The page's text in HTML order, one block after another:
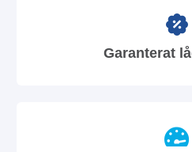
Garanterat